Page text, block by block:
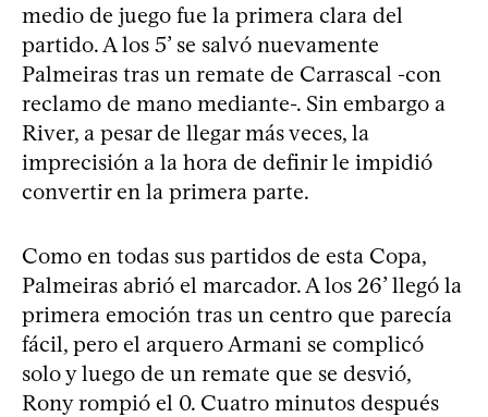
medio de juego fue la primera clara del
partido. A los 5’ se salvó nuevamente
Palmeiras tras un remate de Carrascal -con
reclamo de mano mediante-. Sin embargo a
River, a pesar de llegar más veces, la
imprecisión a la hora de definir le impidió
convertir en la primera parte.
Como en todas sus partidos de esta Copa,
Palmeiras abrió el marcador. A los 26’ llegó la
primera emoción tras un centro que parecía
fácil, pero el arquero Armani se complicó
solo y luego de un remate que se desvió,
Rony rompió el 0. Cuatro minutos después